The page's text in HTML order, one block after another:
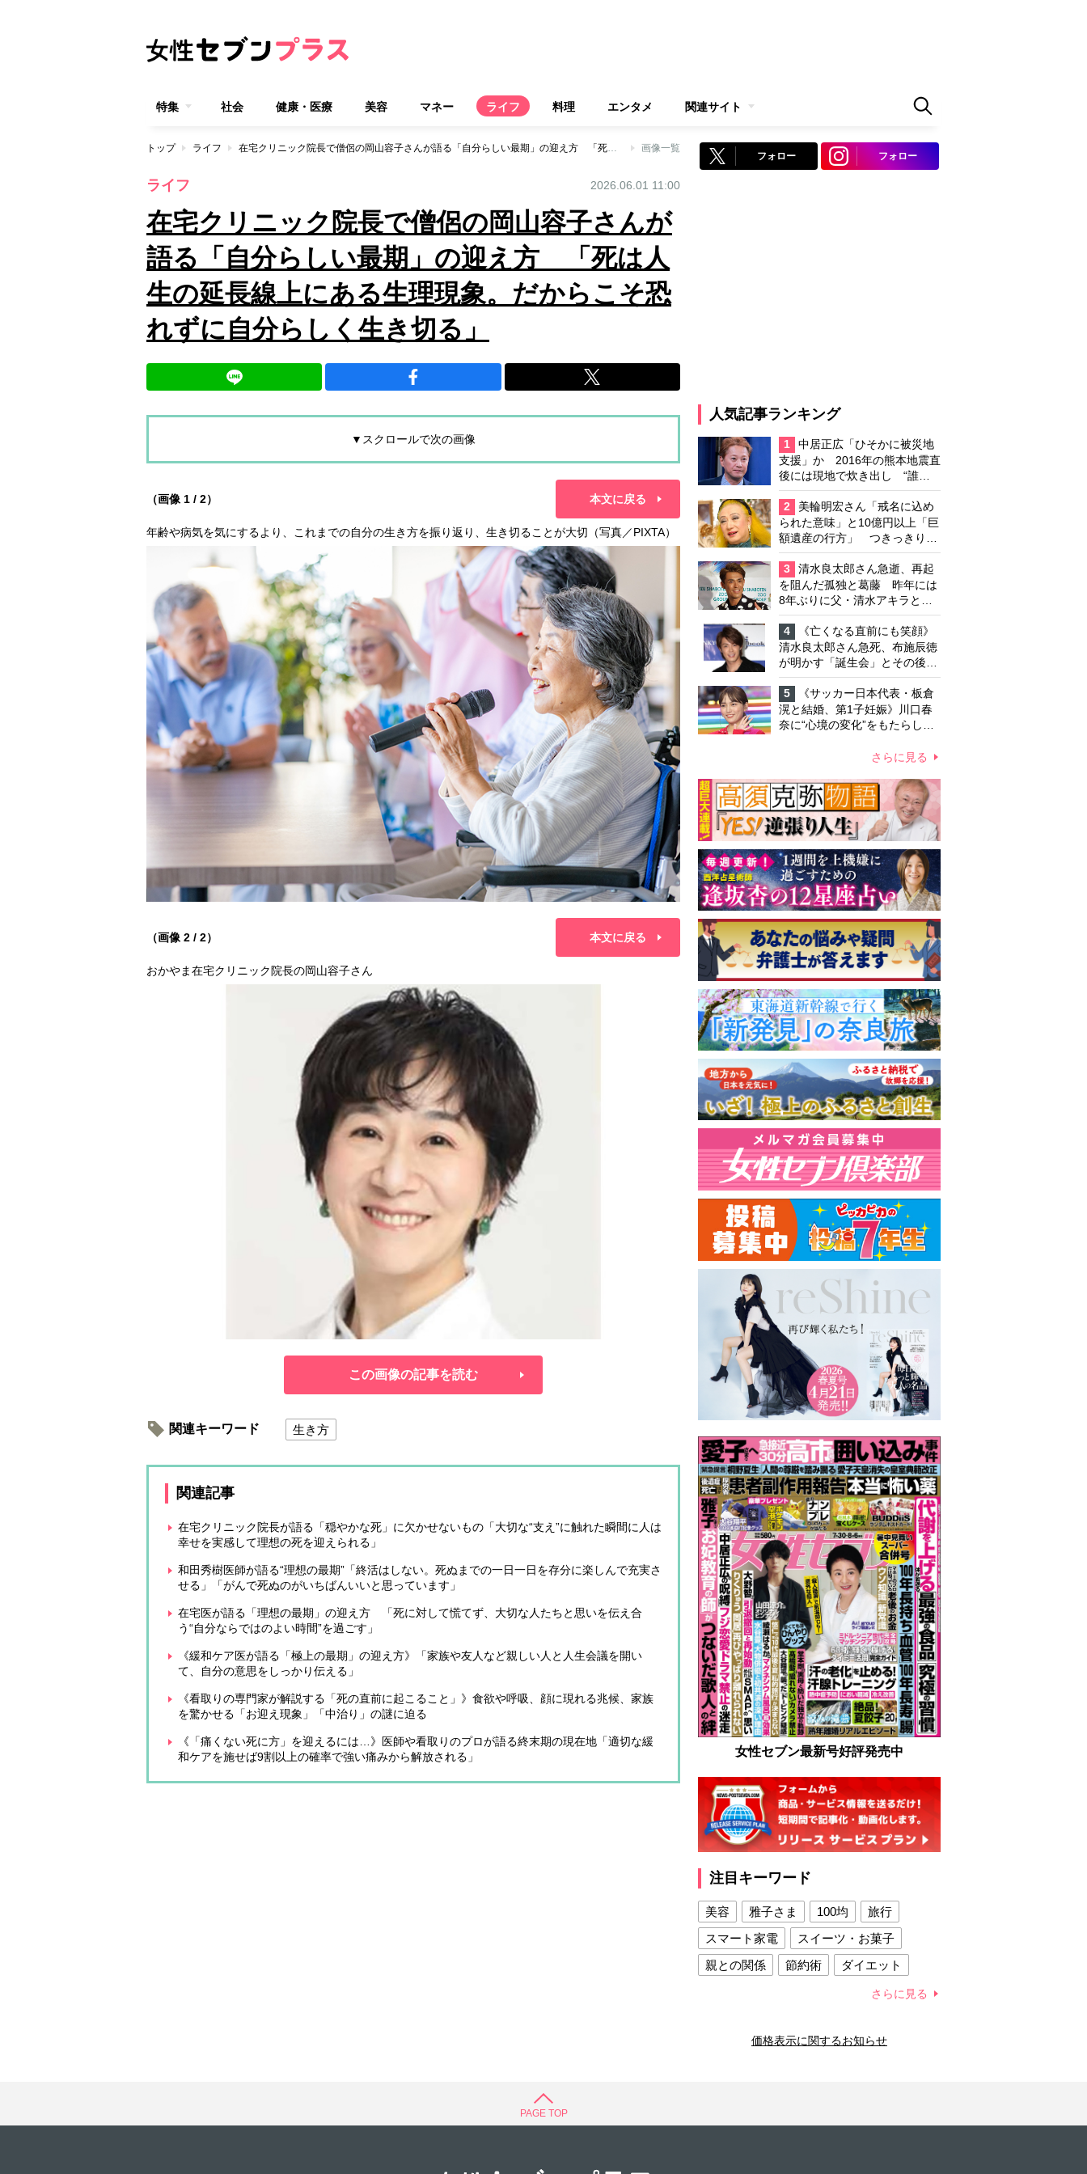
特集 社会 健康・医療 美容 マネー ライフ 料理 エンタメ 関連サイト
トップ ライフ 在宅クリニック院長で僧侶の岡山容子さんが語る「自分らしい最期」の迎え方 「死は人生の延長線上にある生理現象。だからこそ恐れずに自分らしく生き切る」 画像一覧
ライフ 2026.06.01 11:00
在宅クリニック院長で僧侶の岡山容子さんが
語る「自分らしい最期」の迎え方 「死は人
生の延長線上にある生理現象。だからこそ恐
れずに自分らしく生き切る」
▼スクロールで次の画像
（画像 1 / 2） 本文に戻る
年齢や病気を気にするより、これまでの自分の生き方を振り返り、生き切ることが大切（写真／PIXTA）
（画像 2 / 2） 本文に戻る
おかやま在宅クリニック院長の岡山容子さん
この画像の記事を読む
関連キーワード 生き方
関連記事
在宅クリニック院長が語る「穏やかな死」に欠かせないもの「大切な“支え”に触れた瞬間に人は
幸せを実感して理想の死を迎えられる」
和田秀樹医師が語る“理想の最期”「終活はしない。死ぬまでの一日一日を存分に楽しんで充実さ
せる」「がんで死ぬのがいちばんいいと思っています」
在宅医が語る「理想の最期」の迎え方 「死に対して慌てず、大切な人たちと思いを伝え合
う“自分ならではのよい時間”を過ごす」
《緩和ケア医が語る「極上の最期」の迎え方》「家族や友人など親しい人と人生会議を開い
て、自分の意思をしっかり伝える」
《看取りの専門家が解説する「死の直前に起こること」》食欲や呼吸、顔に現れる兆候、家族
を驚かせる「お迎え現象」「中治り」の謎に迫る
《「痛くない死に方」を迎えるには…》医師や看取りのプロが語る終末期の現在地「適切な緩
和ケアを施せば9割以上の確率で強い痛みから解放される」
フォロー フォロー
人気記事ランキング
1
中居正広「ひそかに被災地
支援」か 2016年の熊本地震直
後には現地で炊き出し “誰に
も知られなくて良い”と、むし
ろ強まる福祉活動への思い
2
美輪明宏さん「戒名に込め
られた意味」と10億円以上「巨
額遺産の行方」 つきっきりで
私生活をサポートしていた元俳
優が相続か
3
清水良太郎さん急逝、再起
を阻んだ孤独と葛藤 昨年には
8年ぶりに父・清水アキラと共
演、本格的な活動再開に向かっ
ていたが…周囲が懸念していた
「不安定なところ」
4
《亡くなる直前にも笑顔》
清水良太郎さん急死、布施辰徳
が明かす「誕生会」とその後の
メッセージ
5
《サッカー日本代表・板倉
滉と結婚、第1子妊娠》川口春
奈に“心境の変化”をもたらした
って「がんに蝕まれる母」を演
さらに見る
女性セブン最新号好評発売中
注目キーワード
美容 雅子さま 100均
旅行
スマート家電
スイーツ・お菓子
親との関係
節約術
ダイエット
夫との関係
新津春子 どか食い
さらに見る
価格表示に関するお知らせ
PAGE TOP